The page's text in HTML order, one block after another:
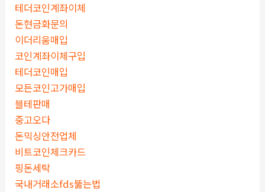
테더코인계좌이체
돈현금화문의
이더리움매입
코인계좌이체구입
테더코인매입
모든코인고가매입
블테판매
중고오다
돈믹싱안전업체
비트코인체크카드
핑돈세탁
국내거래소fds뚫는법